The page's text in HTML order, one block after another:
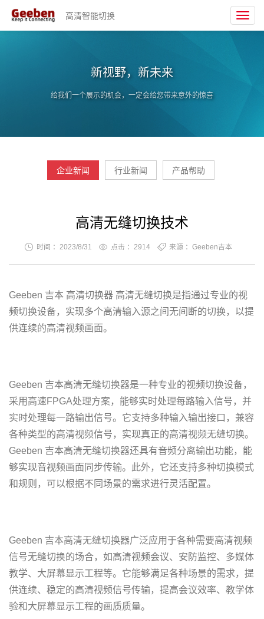
高清智能切换
新视野，新未来
给我们一个展示的机会，一定会给您带来意外的惊喜
企业新闻 行业新闻 产品帮助
高清无缝切换技术
时间 ：2023/8/31 点击 ： 2914 来源 ：Geeben吉本
Geeben 吉本 高清切换器 高清无缝切换是指通过专业的视
频切换设备，实现多个高清输入源之间无间断的切换，以提
供连续的高清视频画面。
Geeben 吉本高清无缝切换器是一种专业的视频切换设备，
采用高速FPGA处理方案，能够实时处理每路输入信号，并
实时处理每一路输出信号。它支持多种输入输出接口，兼容
各种类型的高清视频信号，实现真正的高清视频无缝切换。
Geeben 吉本高清无缝切换器还具有音频分离输出功能，能
够实现音视频画面同步传输。此外，它还支持多种切换模式
和规则，可以根据不同场景的需求进行灵活配置。
Geeben 吉本高清无缝切换器广泛应用于各种需要高清视频
信号无缝切换的场合，如高清视频会议、安防监控、多媒体
教学、大屏幕显示工程等。它能够满足各种场景的需求，提
供连续、稳定的高清视频信号传输，提高会议效率、教学体
验和大屏幕显示工程的画质质量。